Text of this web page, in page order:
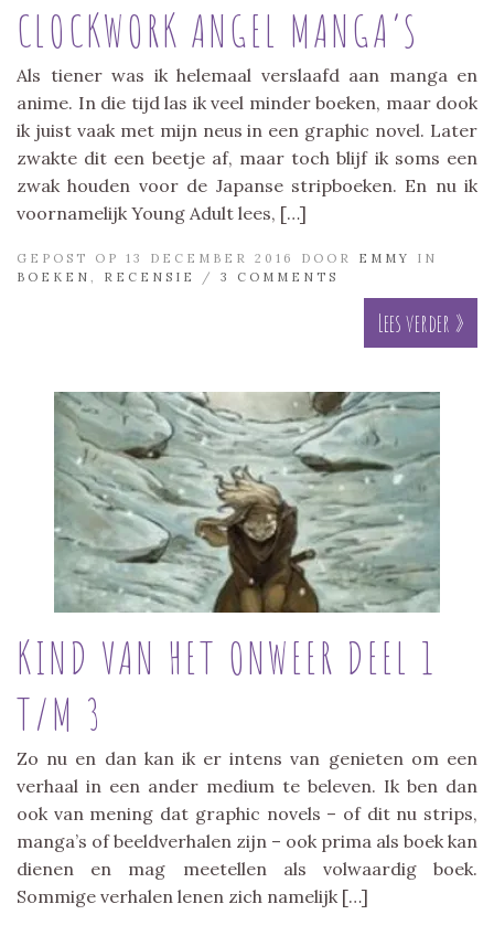
CLOCKWORK ANGEL MANGA’S
Als tiener was ik helemaal verslaafd aan manga en
anime. In die tijd las ik veel minder boeken, maar dook
ik juist vaak met mijn neus in een graphic novel. Later
zwakte dit een beetje af, maar toch blijf ik soms een
zwak houden voor de Japanse stripboeken. En nu ik
voornamelijk Young Adult lees, […]
GEPOST OP 13 DECEMBER 2016 DOOR EMMY
IN
BOEKEN
RECENSIE / 3 COMMENTS
Lees verder »
KIND VAN HET ONWEER DEEL 1
T/M 3
Zo nu en dan kan ik er intens van genieten om een
verhaal in een ander medium te beleven. Ik ben dan
ook van mening dat graphic novels – of dit nu strips,
manga’s of beeldverhalen zijn – ook prima als boek kan
dienen en mag meetellen als volwaardig boek.
Sommige verhalen lenen zich namelijk […]